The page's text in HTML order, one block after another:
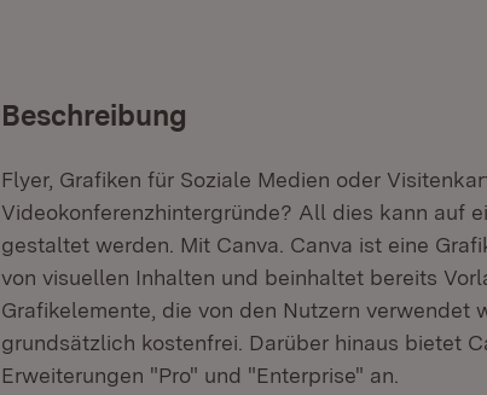
Beschreibung
Flyer, Grafiken für Soziale Medien oder
Videokonferenzhintergründe? All dies kann auf
gestaltet werden. Mit Canva. Canva ist eine
von visuellen Inhalten und beinhaltet bereits
Grafikelemente, die von den Nutzern verwendet
grundsätzlich kostenfrei. Darüber hinaus bietet
Erweiterungen "Pro" und "Enterprise" an.